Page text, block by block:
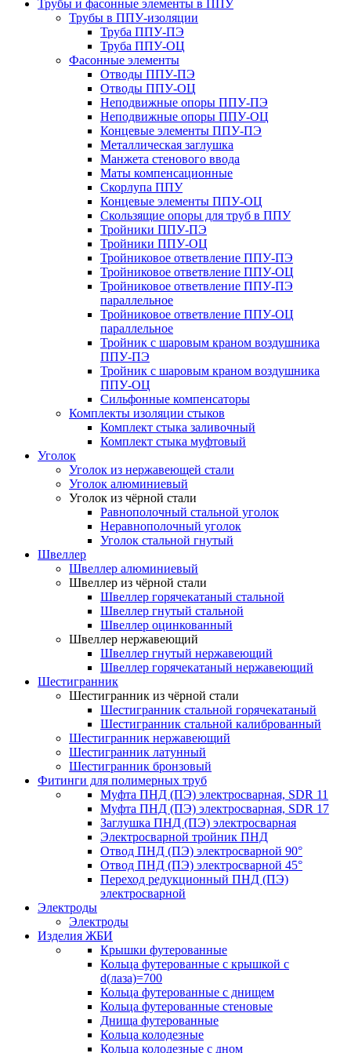
Трубы и фасонные элементы в ППУ
Трубы в ППУ-изоляции
Труба ППУ-ПЭ
Труба ППУ-ОЦ
Фасонные элементы
Отводы ППУ-ПЭ
Отводы ППУ-ОЦ
Неподвижные опоры ППУ-ПЭ
Неподвижные опоры ППУ-ОЦ
Концевые элементы ППУ-ПЭ
Металлическая заглушка
Манжета стенового ввода
Маты компенсационные
Скорлупа ППУ
Концевые элементы ППУ-ОЦ
Скользящие опоры для труб в ППУ
Тройники ППУ-ПЭ
Тройники ППУ-ОЦ
Тройниковое ответвление ППУ-ПЭ
Тройниковое ответвление ППУ-ОЦ
Тройниковое ответвление ППУ-ПЭ
параллельное
Тройниковое ответвление ППУ-ОЦ
параллельное
Тройник с шаровым краном воздушника
ППУ-ПЭ
Тройник с шаровым краном воздушника
ППУ-ОЦ
Сильфонные компенсаторы
Комплекты изоляции стыков
Комплект стыка заливочный
Комплект стыка муфтовый
Уголок
Уголок из нержавеющей стали
Уголок алюминиевый
Уголок из чёрной стали
Равнополочный стальной уголок
Неравнополочный уголок
Уголок стальной гнутый
Швеллер
Швеллер алюминиевый
Швеллер из чёрной стали
Швеллер горячекатаный стальной
Швеллер гнутый стальной
Швеллер оцинкованный
Швеллер нержавеющий
Швеллер гнутый нержавеющий
Швеллер горячекатаный нержавеющий
Шестигранник
Шестигранник из чёрной стали
Шестигранник стальной горячекатаный
Шестигранник стальной калиброванный
Шестигранник нержавеющий
Шестигранник латунный
Шестигранник бронзовый
Фитинги для полимерных труб
Муфта ПНД (ПЭ) электросварная, SDR 11
Муфта ПНД (ПЭ) электросварная, SDR 17
Заглушка ПНД (ПЭ) электросварная
Электросварной тройник ПНД
Отвод ПНД (ПЭ) электросварной 90°
Отвод ПНД (ПЭ) электросварной 45°
Переход редукционный ПНД (ПЭ)
электросварной
Электроды
Электроды
Изделия ЖБИ
Крышки футерованные
Кольца футерованные с крышкой с
d(лаза)=700
Кольца футерованные с днищем
Кольца футерованные стеновые
Днища футерованные
Кольца колодезные
Кольца колодезные с дном